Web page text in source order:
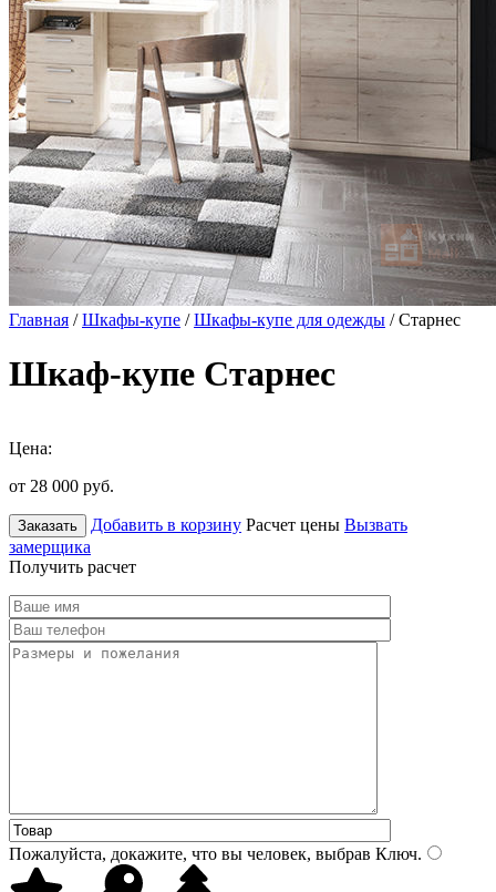
Главная /Шкафы-купе /Шкафы-купе для одежды / Старнес
Шкаф-купе Старнес
Цена:
от 28 000 руб.
Заказать Добавить в корзину Расчет цены Вызвать
замерщика
Получить расчет
Пожалуйста, докажите, что вы человек, выбрав Ключ.